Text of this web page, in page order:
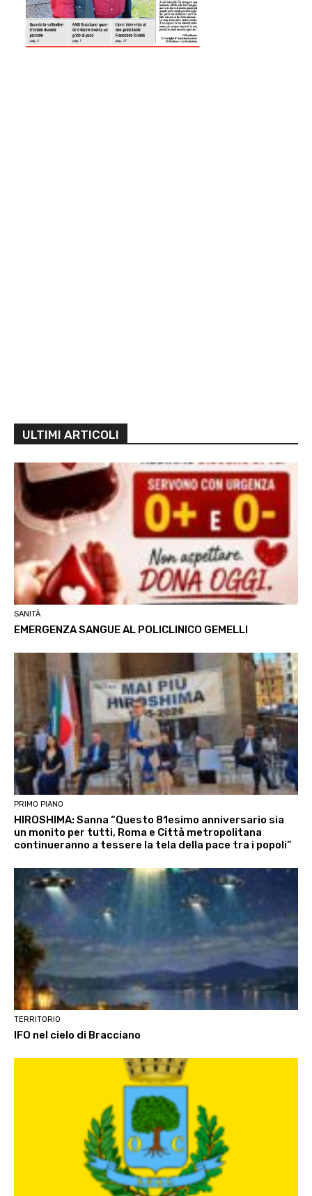
ULTIMI ARTICOLI
SANITÀ
EMERGENZA SANGUE AL POLICLINICO GEMELLI
PRIMO PIANO
HIROSHIMA: Sanna “Questo 81esimo anniversario sia
un monito per tutti, Roma e Città metropolitana
continueranno a tessere la tela della pace tra i popoli”
TERRITORIO
IFO nel cielo di Bracciano